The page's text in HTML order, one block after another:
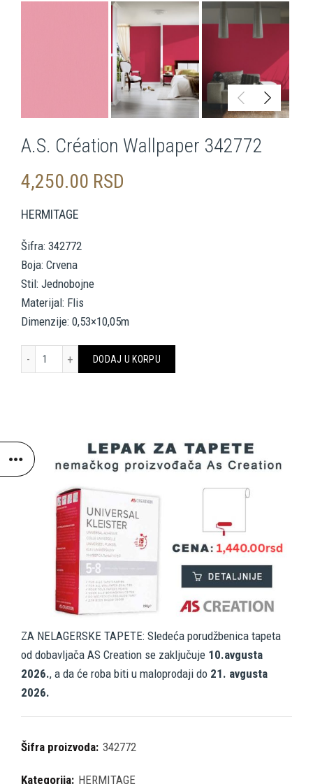
A.S. Création Wallpaper 342772
4,250.00 RSD
HERMITAGE
Šifra: 342772
Boja: Crvena
Stil: Jednobojne
Materijal: Flis
Dimenzije: 0,53×10,05m
A.S. Création Wallpaper 342772 količina
DODAJ U KORPU
ZA NELAGERSKE TAPETE: Sledeća porudžbenica tapeta
od dobavljača AS Creation se zaključuje 10.avgusta
2026., a da će roba biti u maloprodaji do 21. avgusta
2026.
Šifra proizvoda: 342772
Kategorija: HERMITAGE